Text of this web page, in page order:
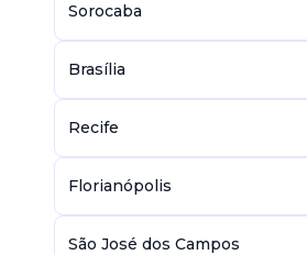
Sorocaba
Brasília
Recife
Florianópolis
São José dos Campos